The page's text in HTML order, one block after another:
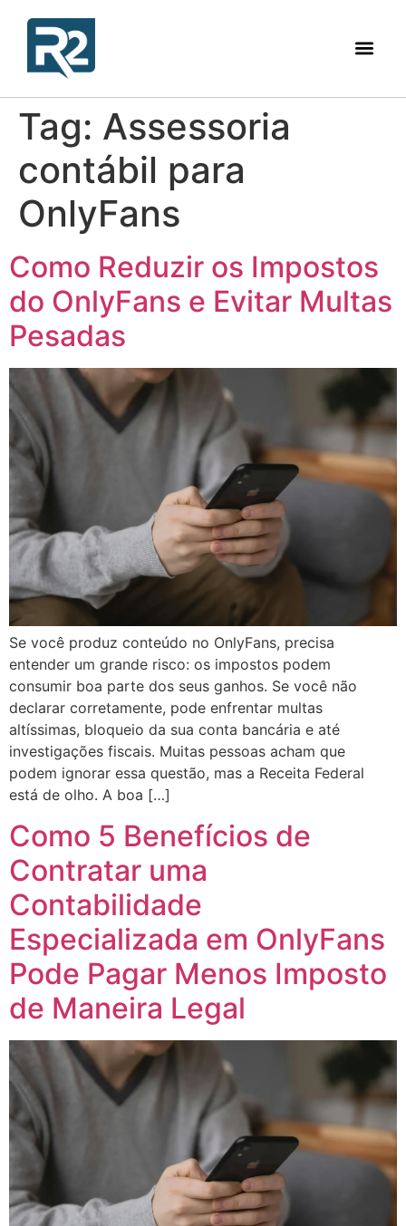
Tag: Assessoria
contábil para
OnlyFans
Como Reduzir os Impostos
do OnlyFans e Evitar Multas
Pesadas
Se você produz conteúdo no OnlyFans, precisa
entender um grande risco: os impostos podem
consumir boa parte dos seus ganhos. Se você não
declarar corretamente, pode enfrentar multas
altíssimas, bloqueio da sua conta bancária e até
investigações fiscais. Muitas pessoas acham que
podem ignorar essa questão, mas a Receita Federal
está de olho. A boa […]
Como 5 Benefícios de
Contratar uma
Contabilidade
Especializada em OnlyFans
Pode Pagar Menos Imposto
de Maneira Legal